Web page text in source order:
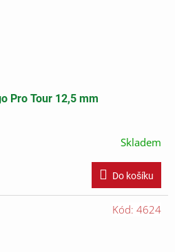
Pro Tour 12,5 mm
Skladem
Do košíku
Kód: 4624